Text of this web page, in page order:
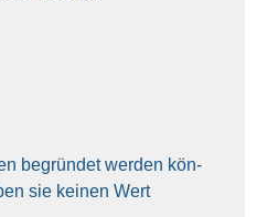
begrün­det wer­den kön­
sie kei­nen Wert